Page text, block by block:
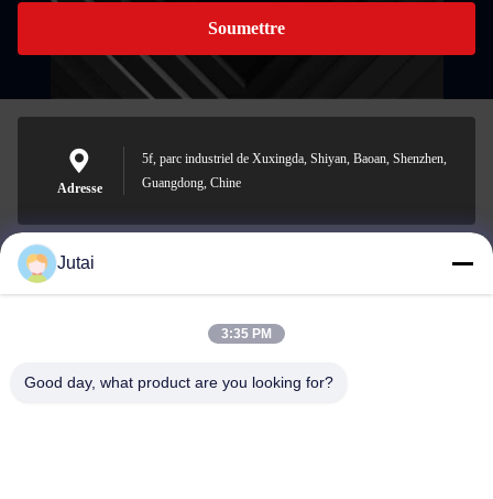
Soumettre
Adresse
5f, parc industriel de Xuxingda, Shiyan, Baoan, Shenzhen,
Guangdong, Chine
jutaisales18@gmail.com
Jutai
3:35 PM
Good day, what product are you looking for?